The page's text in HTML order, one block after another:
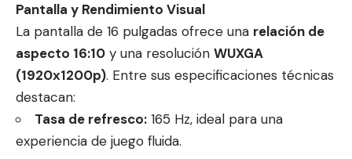
Pantalla y Rendimiento Visual
La pantalla de 16 pulgadas ofrece una relación de
aspecto 16:10 y una resolución WUXGA
(1920x1200p). Entre sus especificaciones técnicas
destacan:
Tasa de refresco: 165 Hz, ideal para una
experiencia de juego fluida.